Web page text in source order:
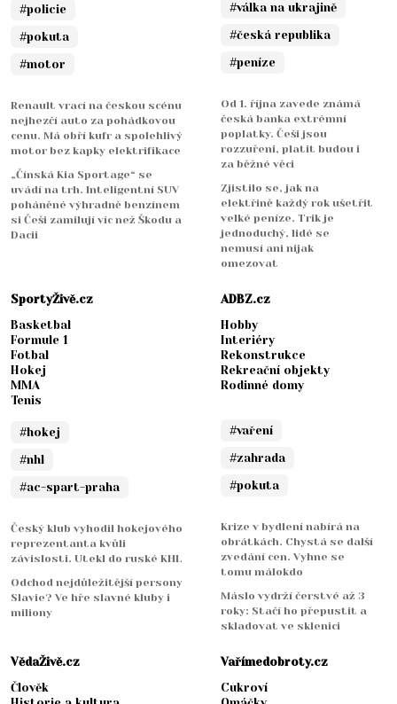
#policie
#pokuta
#motor
Renault vrací na českou scénu
nejhezčí auto za pohádkovou
cenu. Má obří kufr a spolehlivý
motor bez kapky elektrifikace
„Čínská Kia Sportage“ se
uvádí na trh. Inteligentní SUV
poháněné výhradně benzínem
si Češi zamilují víc než Škodu a
Dacii
#válka na ukrajině
#česká republika
#peníze
Od 1. října zavede známá
česká banka extrémní
poplatky. Češi jsou
rozzuřeni, platit budou i
za běžné věci
Zjistilo se, jak na
elektřině každý rok ušetřit
velké peníze. Trik je
jednoduchý, lidé se
nemusí ani nijak
omezovat
SportyŽivě.cz
Basketbal
Formule 1
Fotbal
Hokej
MMA
Tenis
#hokej
#nhl
#ac-spart-praha
Český klub vyhodil hokejového
reprezentanta kvůli
závislosti. Utekl do ruské KHL
Odchod nejdůležitější persony
Slavie? Ve hře slavné kluby i
miliony
ADBZ.cz
Hobby
Interiéry
Rekonstrukce
Rekreační objekty
Rodinné domy
#vaření
#zahrada
#pokuta
Krize v bydlení nabírá na
obrátkách. Chystá se další
zvedání cen. Vyhne se
tomu málokdo
Máslo vydrží čerstvé až 3
roky: Stačí ho přepustit a
skladovat ve sklenici
VědaŽivě.cz
Člověk
Vařímedobroty.cz
Cukroví